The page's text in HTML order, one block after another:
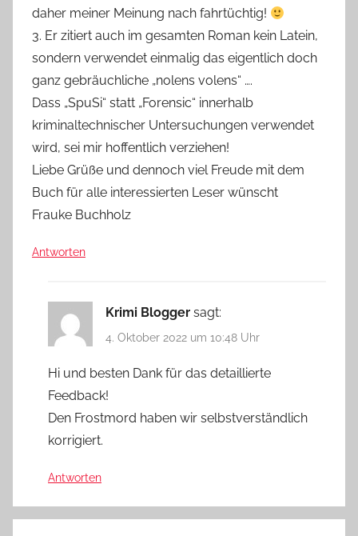
daher meiner Meinung nach fahrtüchtig!
3. Er zitiert auch im gesamten Roman kein Latein,
sondern verwendet einmalig das eigentlich doch
ganz gebräuchliche „nolens volens“ ….
Dass „SpuSi“ statt „Forensic“ innerhalb
kriminaltechnischer Untersuchungen verwendet
wird, sei mir hoffentlich verziehen!
Liebe Grüße und dennoch viel Freude mit dem
Buch für alle interessierten Leser wünscht
Frauke Buchholz
Antworten
Krimi Blogger sagt:
4. Oktober 2022 um 10:48 Uhr
Hi und besten Dank für das detaillierte
Feedback!
Den Frostmord haben wir selbstverständlich
korrigiert.
Antworten